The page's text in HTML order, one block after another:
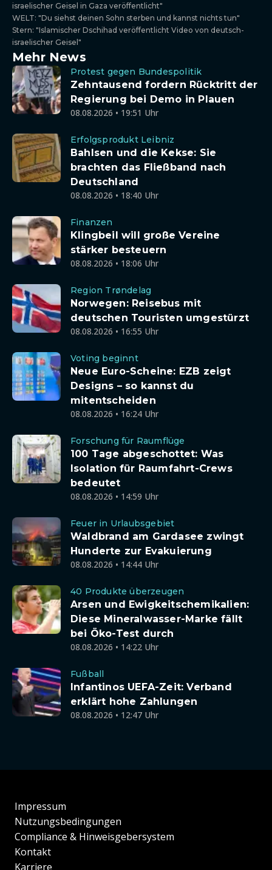
israelischer Geisel in Gaza veröffentlicht"
WELT: "Du siehst deinen Sohn sterben und kannst nichts tun"
Stern: "Islamischer Dschihad veröffentlicht Video von deutsch-
israelischer Geisel"
Mehr News
Protest gegen Bundespolitik
Zehntausend fordern Rücktritt der
Regierung bei Demo in Plauen
08.08.2026 • 19:51 Uhr
Erfolgsprodukt Leibniz
Bahlsen und die Kekse: Sie
brachten das Fließband nach
Deutschland
08.08.2026 • 18:40 Uhr
Finanzen
Klingbeil will große Vereine
stärker besteuern
08.08.2026 • 18:06 Uhr
Region Trøndelag
Norwegen: Reisebus mit
deutschen Touristen umgestürzt
08.08.2026 • 16:55 Uhr
Voting beginnt
Neue Euro-Scheine: EZB zeigt
Designs – so kannst du
mitentscheiden
08.08.2026 • 16:24 Uhr
Forschung für Raumflüge
100 Tage abgeschottet: Was
Isolation für Raumfahrt-Crews
bedeutet
08.08.2026 • 14:59 Uhr
Feuer in Urlaubsgebiet
Waldbrand am Gardasee zwingt
Hunderte zur Evakuierung
08.08.2026 • 14:44 Uhr
40 Produkte überzeugen
Arsen und Ewigkeitschemikalien:
Diese Mineralwasser-Marke fällt
bei Öko-Test durch
08.08.2026 • 14:22 Uhr
Fußball
Infantinos UEFA-Zeit: Verband
erklärt hohe Zahlungen
08.08.2026 • 12:47 Uhr
Impressum
Nutzungsbedingungen
Compliance & Hinweisgebersystem
Kontakt
Karriere